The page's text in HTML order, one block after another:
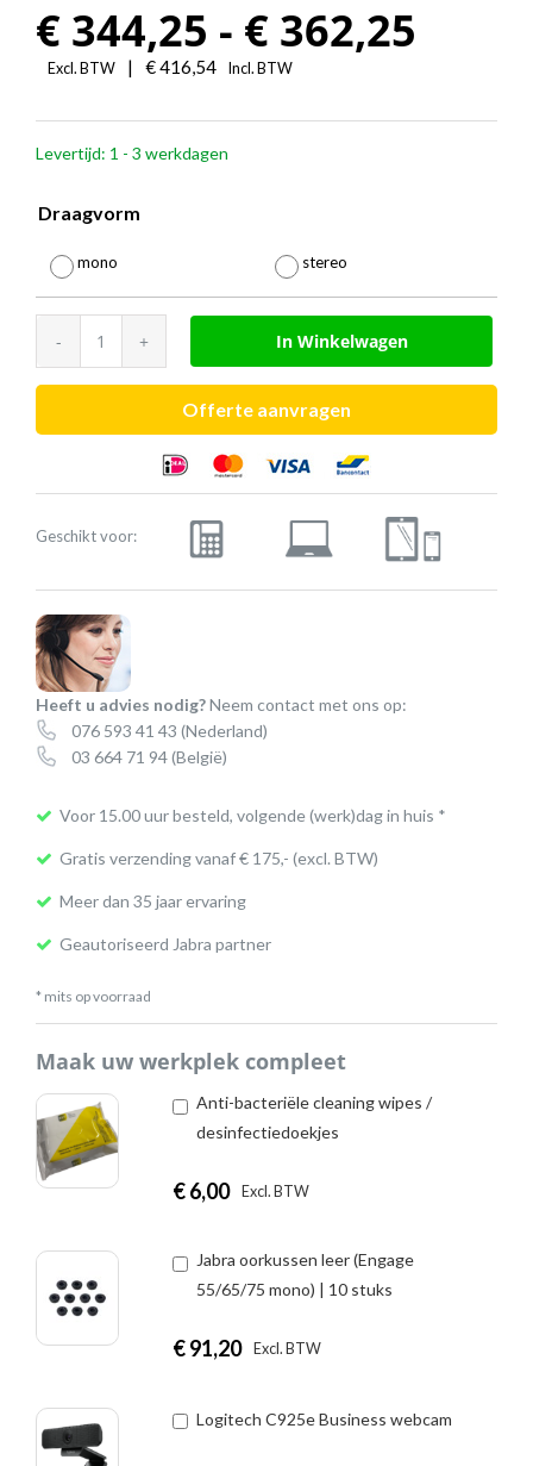
€ 344,25 - € 362,25
Excl. BTW | €416,54 Incl. BTW
Levertijd: 1 - 3 werkdagen
Draagvorm
mono stereo
Maak uw werkplek compleet
Anti-bacteriële cleaning wipes /
desinfectiedoekjes
€6,00 Excl. BTW
Jabra oorkussen leer (Engage
55/65/75 mono) | 10 stuks
€91,20 Excl. BTW
Logitech C925e Business webcam
Jabra
Engage
SE
/
stereo
In Winkelwagen
Offerte aanvragen
Geschikt voor:
Heeft u advies nodig?Neem contact met ons op:
076 593 41 43 (Nederland)
03 664 71 94(België)
Voor 15.00 uur besteld, volgende (werk)dag in huis *
Gratis verzending vanaf € 175,- (excl. BTW)
Meer dan 35 jaar ervaring
Geautoriseerd Jabra partner
* mits op voorraad